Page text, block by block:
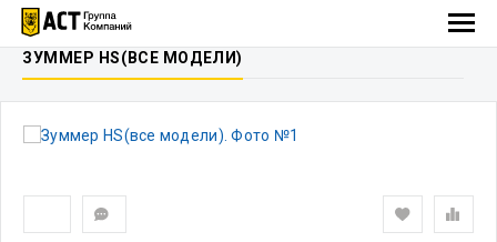
ЗУММЕР HS(ВСЕ МОДЕЛИ)